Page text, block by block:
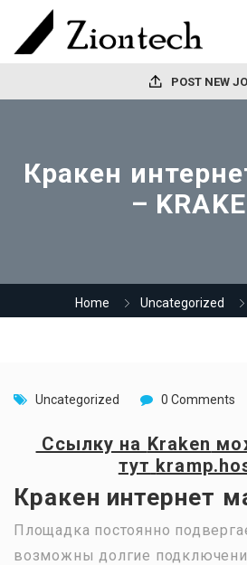
POST NEW
Кракен
–
Home Uncategorized
Uncategorized 0 Comments
Ссылку на Kraken
тут
Кракен интернет
Площадка постоянно
возможны долгие